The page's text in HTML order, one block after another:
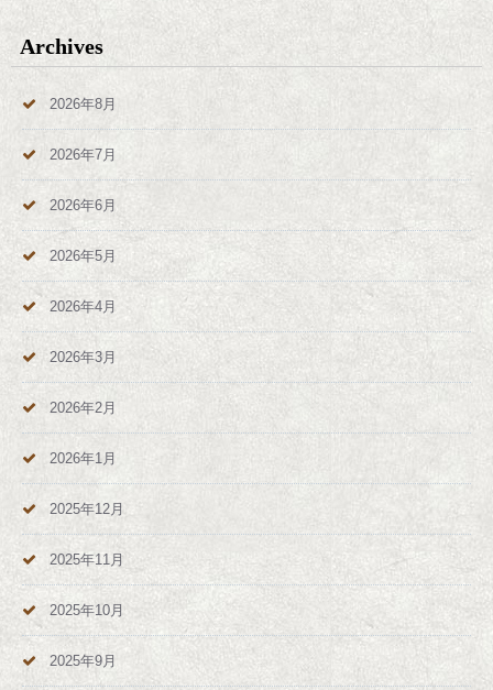
Archives
2026年8月
2026年7月
2026年6月
2026年5月
2026年4月
2026年3月
2026年2月
2026年1月
2025年12月
2025年11月
2025年10月
2025年9月